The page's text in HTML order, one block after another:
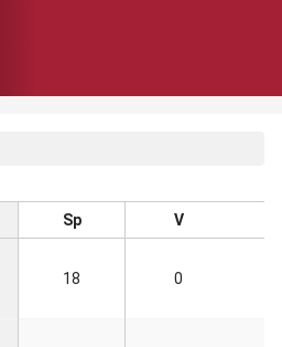
Sp V
18 0